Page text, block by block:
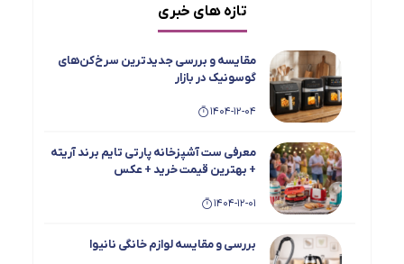
1404-11-15
معرفی اسپرسو ساز ها و چای ساز های
1404-08-19
تازه های خبری
مقایسه و بررسی جدیدترین سرخ‌کن‌های
گوسونیک در بازار
1404-12-04
معرفی ست آشپزخانه پارتی تایم برند آریته
+ بهترین قیمت خرید + عکس
1404-12-01
بررسی و مقایسه لوازم خانگی نانیوا